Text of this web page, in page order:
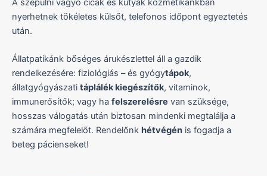
A szépülni vágyó cicák és kutyák kozmetikánkban
nyerhetnek tökéletes külsőt, telefonos időpont egyeztetés
után.
Állatpatikánk bőséges árukészlettel áll a gazdik
rendelkezésére: fiziológiás – és gyógytápok,
állatgyógyászati táplálék kiegészítők, vitaminok,
immunerősítők; vagy ha felszerelésre van szüksége,
hosszas válogatás után biztosan mindenki megtalálja a
számára megfelelőt. Rendelőnk hétvégén is fogadja a
beteg pácienseket!